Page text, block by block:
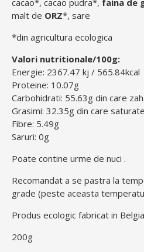
cacao*, cacao pudra*, faina de
malt de ORZ*, sare
*din agricultura ecologica
Valori nutritionale/100g:
Energie: 2367.47 kj / 565.84kcal
Proteine: 10.07g
Carbohidrati: 55.63g din care
Grasimi: 32.35g din care
Fibre: 5.49g
Saruri: 0g
Poate contine urme de nuci .
Recomandat a se pastra la
grade (peste aceasta
Produs ecologic fabricat in
200g